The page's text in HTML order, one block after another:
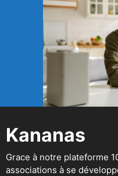
Kananas
Grace à notre plateforme
associations à se